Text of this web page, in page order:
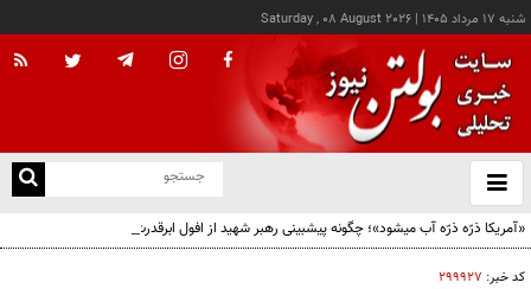
شنبه ۱۷ مرداد ۱۴۰۵ |
Saturday , 08 August 2026
باز
و
«آمریکا ذرّه ذرّه آب میشود»؛ چگونه پیشبینی رهبر شهید از افول ابرقدرت به حقیقت پیوست؟
کد خبر: ۲۹۹۹۲۷